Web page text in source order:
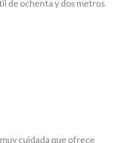
de ochenta y dos metros
cuidada que ofrece